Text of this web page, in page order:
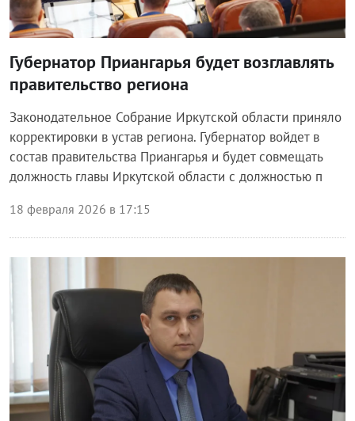
Губернатор Приангарья будет возглавлять
правительство региона
Законодательное Собрание Иркутской области приняло
корректировки в устав региона. Губернатор войдет в
состав правительства Приангарья и будет совмещать
должность главы Иркутской области с должностью п
18 февраля 2026 в 17:15